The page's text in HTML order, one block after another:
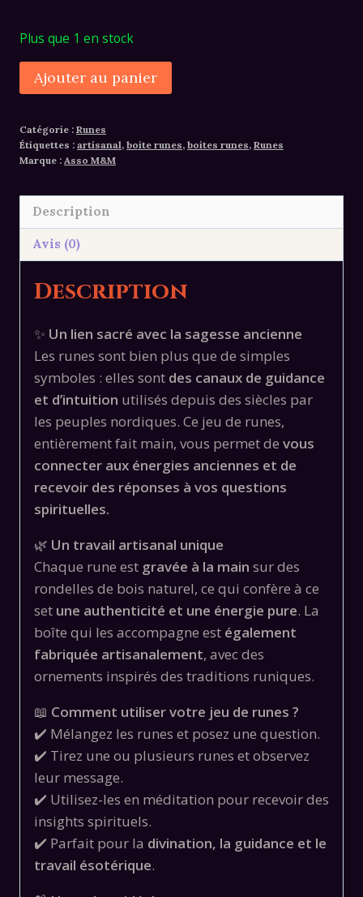
Plus que 1 en stock
quantité
de
de
Runes
en
Bois
avec
Artisanale
Ajouter au panier
Catégorie : Runes
Étiquettes : artisanal, boite runes, boites runes, Runes
Marque : Asso M&M
Description
Avis (0)
Description
✨ Un lien sacré avec la sagesse ancienne
Les runes sont bien plus que de simples
symboles : elles sont des canaux de guidance
et d’intuition utilisés depuis des siècles par
les peuples nordiques. Ce jeu de runes,
entièrement fait main, vous permet de vous
connecter aux énergies anciennes et de
recevoir des réponses à vos questions
spirituelles.
🌿 Un travail artisanal unique
Chaque rune est gravée à la main sur des
rondelles de bois naturel, ce qui confère à ce
set une authenticité et une énergie pure. La
boîte qui les accompagne est également
fabriquée artisanalement, avec des
ornements inspirés des traditions runiques.
📖 Comment utiliser votre jeu de runes ?
✔️ Mélangez les runes et posez une question.
✔️ Tirez une ou plusieurs runes et observez
leur message.
✔️ Utilisez-les en méditation pour recevoir des
insights spirituels.
✔️ Parfait pour la divination, la guidance et le
travail ésotérique.